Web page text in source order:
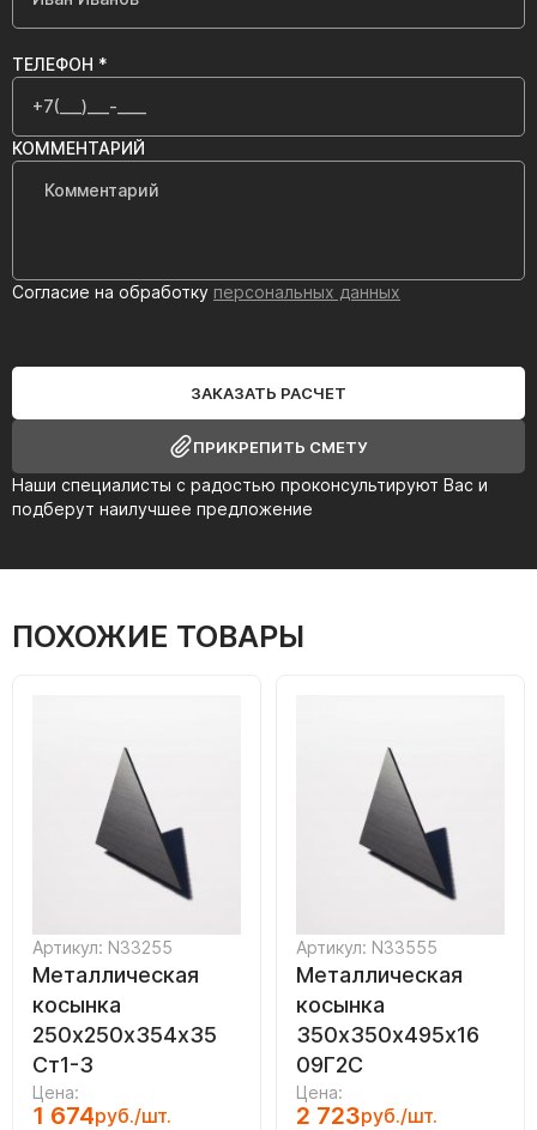
Наши специалисты с радостью проконсультируют Вас и
подберут наилучшее предложение
ТЕЛЕФОН *
КОММЕНТАРИЙ
Согласие на обработку персональных данных
ЗАКАЗАТЬ РАСЧЕТ
ПРИКРЕПИТЬ СМЕТУ
ПОХОЖИЕ ТОВАРЫ
Артикул: N33255
Металлическая
косынка
250х250х354х35
Ст1-3
Цена:
1 674руб./шт.
Артикул: N33555
Металлическая
косынка
350х350х495х16
09Г2С
Цена:
2 723руб./шт.